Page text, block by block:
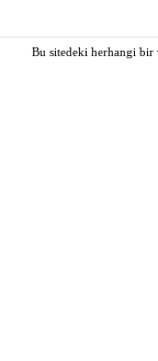
Bu sitedeki herhangi bir